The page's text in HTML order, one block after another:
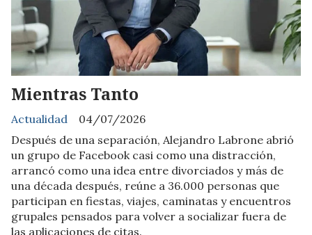
Mientras Tanto
Actualidad
04/07/2026
Después de una separación, Alejandro Labrone abrió
un grupo de Facebook casi como una distracción,
arrancó como una idea entre divorciados y más de
una década después, reúne a 36.000 personas que
participan en fiestas, viajes, caminatas y encuentros
grupales pensados para volver a socializar fuera de
las aplicaciones de citas.